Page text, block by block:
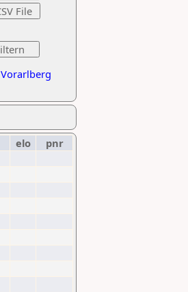
Vorarlberg
elo
pnr